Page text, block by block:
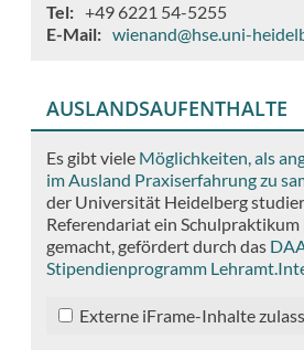
Tel
+49 6221 54-5255
E-Mail
wienand@hse.uni-
AUSLANDSAUFENTHALTE
Es gibt viele Möglichkeiten, als
im Ausland Praxiserfahrung zu
der Universität Heidelberg
Referendariat ein
gemacht, gefördert durch das
Stipendienprogramm
Externe iFrame-Inhalte